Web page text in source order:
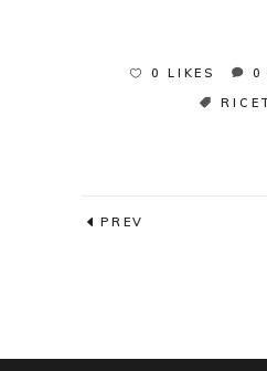
0 LIKES
0
PREV